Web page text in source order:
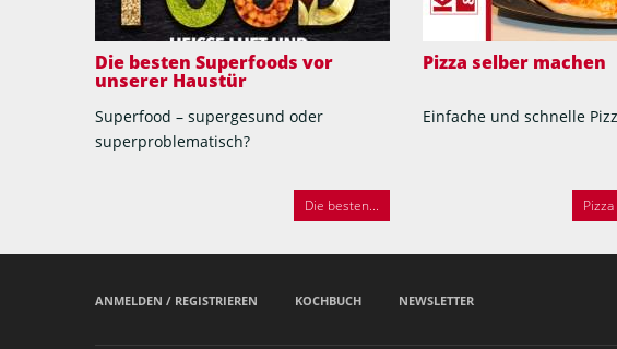
Die besten Superfoods vor
unserer Haustür
Superfood – supergesund oder
superproblematisch?
Die besten...
Pizza selber machen
Einfache und schnelle
ANMELDEN / REGISTRIEREN KOCHBUCH NEWSLETTER